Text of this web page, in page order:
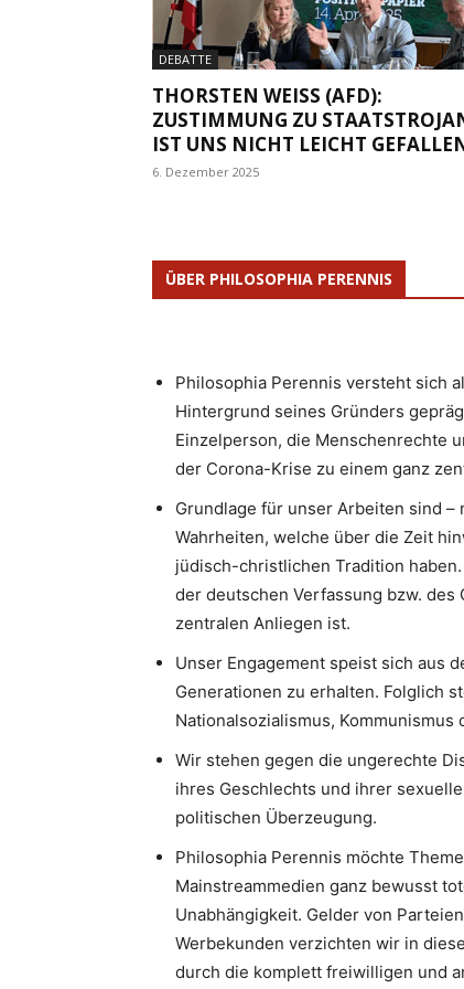
DEBATTE
THORSTEN WEISS (AFD): Z
USTIMMUNG ZU
ST UNS NICHT LEICHT GEFALLEN
6. Dezember 2025
ÜBER PHILOSOPHIA PERENNIS
Philosophia Perennis versteht sich
Hintergrund seines Gründers
Einzelperson, die Menschenrechte
der Corona-Krise zu einem ganz
Grundlage für unser Arbeiten sind
Wahrheiten, welche über die Zeit
jüdisch-christlichen Tradition
der deutschen Verfassung bzw.
zentralen Anliegen ist.
Unser Engagement speist sich aus
Generationen zu erhalten. Folglich
Nationalsozialismus,
Wir stehen gegen die ungerechte
ihres Geschlechts und ihrer
politischen Überzeugung.
Philosophia Perennis möchte
Mainstreammedien ganz bewusst
Unabhängigkeit. Gelder von
Werbekunden verzichten wir in
durch die komplett freiwilligen und